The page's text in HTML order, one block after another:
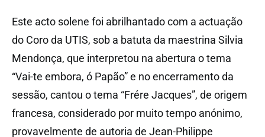
Este acto solene foi abrilhantado com a actuação
do Coro da UTIS, sob a batuta da maestrina Silvia
Mendonça, que interpretou na abertura o tema
“Vai-te embora, ó Papão” e no encerramento da
sessão, cantou o tema “Frére Jacques”, de origem
francesa, considerado por muito tempo anónimo,
provavelmente de autoria de Jean-Philippe